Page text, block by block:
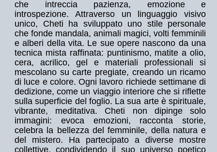
che intreccia pazienza, emozione e
introspezione. Attraverso un linguaggio visivo
unico, Cheti ha sviluppato uno stile personale
che fonde mandala, animali magici, volti femminili
e alberi della vita. Le sue opere nascono da una
tecnica mista raffinata: puntinismo, matite a olio,
cera, acrilico, gel e materiali professionali si
mescolano su carte pregiate, creando un ricamo
di luce e colore. Ogni lavoro richiede settimane di
dedizione, come un viaggio interiore che si riflette
sulla superficie del foglio. La sua arte è spirituale,
vibrante, meditativa. Cheti non dipinge solo
immagini: evoca emozioni, racconta storie,
celebra la bellezza del femminile, della natura e
del mistero. Ha partecipato a diverse mostre
collettive, condividendo il suo universo poetico